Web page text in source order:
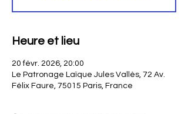
Heure et lieu
20 févr. 2026, 20:00
Le Patronage Laïque Jules Vallès, 72 Av.
Félix Faure, 75015 Paris, France